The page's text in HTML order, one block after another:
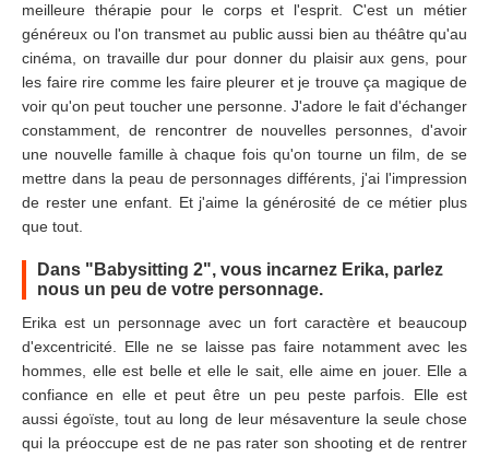
meilleure thérapie pour le corps et l'esprit. C'est un métier
généreux ou l'on transmet au public aussi bien au théâtre qu'au
cinéma, on travaille dur pour donner du plaisir aux gens, pour
les faire rire comme les faire pleurer et je trouve ça magique de
voir qu'on peut toucher une personne. J'adore le fait d'échanger
constamment, de rencontrer de nouvelles personnes, d'avoir
une nouvelle famille à chaque fois qu'on tourne un film, de se
mettre dans la peau de personnages différents, j'ai l'impression
de rester une enfant. Et j'aime la générosité de ce métier plus
que tout.
Dans "Babysitting 2", vous incarnez Erika, parlez
nous un peu de votre personnage.
Erika est un personnage avec un fort caractère et beaucoup
d'excentricité. Elle ne se laisse pas faire notamment avec les
hommes, elle est belle et elle le sait, elle aime en jouer. Elle a
confiance en elle et peut être un peu peste parfois. Elle est
aussi égoïste, tout au long de leur mésaventure la seule chose
qui la préoccupe est de ne pas rater son shooting et de rentrer